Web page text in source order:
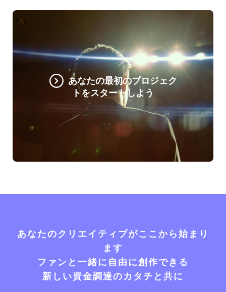
あなたの最初のプロジェク
トをスタートしよう
あなたのクリエイティブがここから始まり
ます
ファンと一緒に自由に創作できる
新しい資金調達のカタチと共に